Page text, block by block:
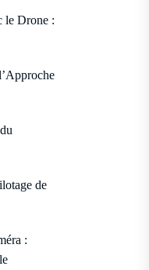
le Drone :
de
: